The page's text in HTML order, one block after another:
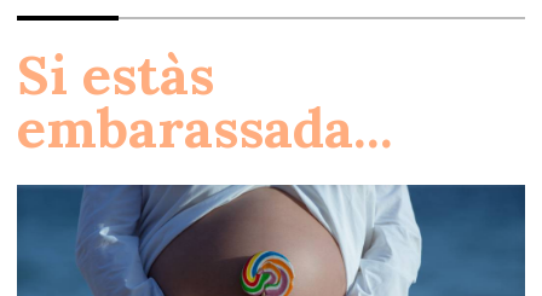
Si estàs
embarassada...